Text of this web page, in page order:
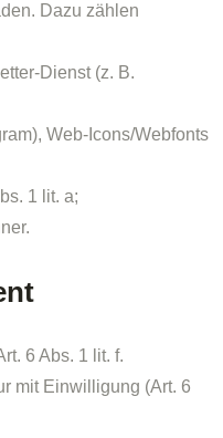
Dazu zählen
Dienst (z. B.
Web-Icons/Webfonts
1 lit. a;
6 Abs. 1 lit. f.
mit Einwilligung (Art. 6